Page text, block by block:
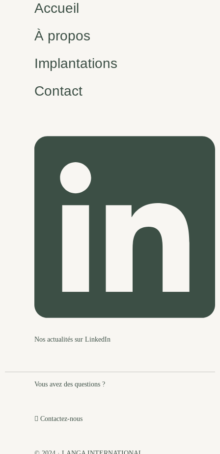
Accueil
À propos
Implantations
Contact
Nos actualités sur LinkedIn
Vous avez des questions ?
Contactez-nous